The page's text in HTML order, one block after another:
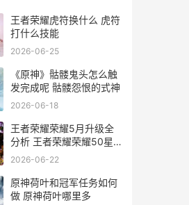
王者荣耀虎符换什么 虎符
打什么技能
2026-06-25
《原神》骷髅鬼头怎么触
发完成呢 骷髅怨恨的式神
2026-06-18
王者荣耀荣耀5月升级全
分析 王者荣耀荣耀50星
相当于巅峰赛多少分
2026-06-22
原神荷叶和冠军任务如何
做 原神荷叶哪里多